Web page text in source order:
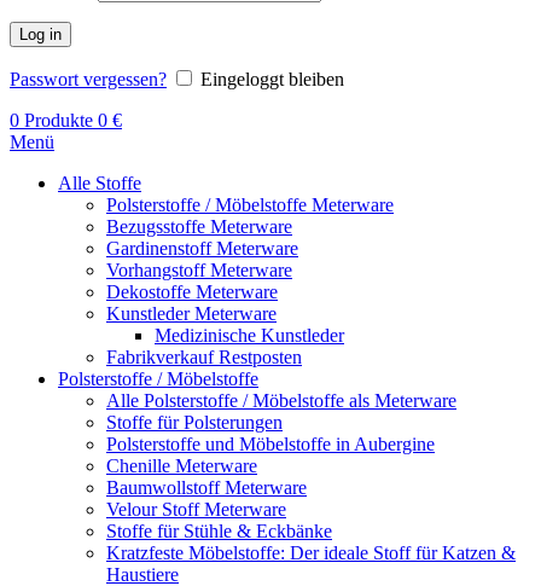
Log in
Passwort vergessen?
Eingeloggt bleiben
0 Produkte 0 €
Menü
Alle Stoffe
Polsterstoffe / Möbelstoffe Meterware
Bezugsstoffe Meterware
Gardinenstoff Meterware
Vorhangstoff Meterware
Dekostoffe Meterware
Kunstleder Meterware
Medizinische Kunstleder
Fabrikverkauf Restposten
Polsterstoffe / Möbelstoffe
Alle Polsterstoffe / Möbelstoffe als Meterware
Stoffe für Polsterungen
Polsterstoffe und Möbelstoffe in Aubergine
Chenille Meterware
Baumwollstoff Meterware
Velour Stoff Meterware
Stoffe für Stühle & Eckbänke
Kratzfeste Möbelstoffe: Der ideale Stoff für Katzen &
Haustiere